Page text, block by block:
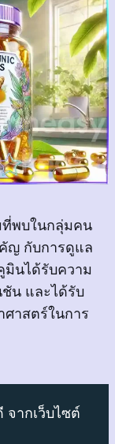
ที่พบในกลุ่มคน
ญ กับการดูแล
มินได้รับความ
น และได้รับ
าสตร์ในการ
จากเว็บไซต์